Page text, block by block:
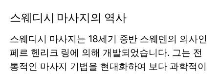
스웨디시 마사지의 역사
스웨디시 마사지는 18세기 중반 스웨덴의 의사인
페르 헨리크 링에 의해 개발되었습니다. 그는 전
통적인 마사지 기법을 현대화하여 보다 과학적이